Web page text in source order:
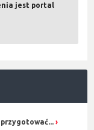
jest portal
przygotować...